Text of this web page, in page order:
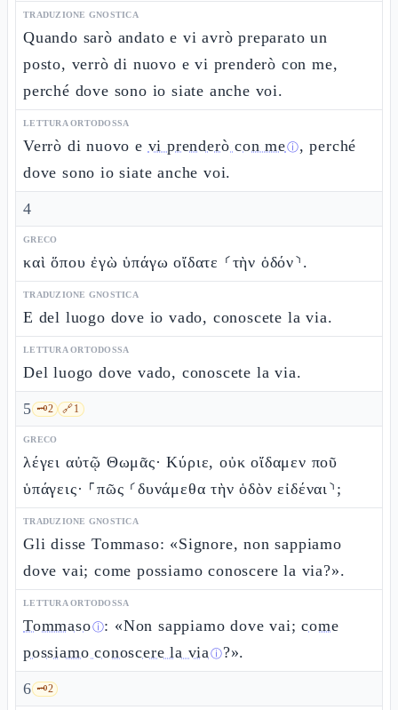
TRADUZIONE GNOSTICA
Quando sarò andato e vi avrò preparato un
posto, verrò di nuovo e vi prenderò con me,
perché dove sono io siate anche voi.
LETTURA ORTODOSSA
Verrò di nuovo e vi prenderò con meⓘ, perché
dove sono io siate anche voi.
4
GRECO
καὶ ὅπου ἐγὼ ὑπάγω οἴδατε ⸂τὴν ὁδόν⸃.
TRADUZIONE GNOSTICA
E del luogo dove io vado, conoscete la via.
LETTURA ORTODOSSA
Del luogo dove vado, conoscete la via.
5 🗝️2 🔗1
GRECO
λέγει αὐτῷ Θωμᾶς· Κύριε, οὐκ οἴδαμεν ποῦ
ὑπάγεις· ⸀πῶς ⸂δυνάμεθα τὴν ὁδὸν εἰδέναι⸃;
TRADUZIONE GNOSTICA
Gli disse Tommaso: «Signore, non sappiamo
dove vai; come possiamo conoscere la via?».
LETTURA ORTODOSSA
Tommasoⓘ: «Non sappiamo dove vai;come
possiamo conoscere la viaⓘ?».
6 🗝️2